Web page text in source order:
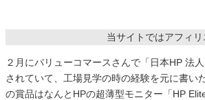
当サイトではアフィリ
２月にバリューコマースさんで「日本HP 法
されていて、工場見学の時の経験を元に書い
の賞品はなんとHPの超薄型モニター「HP